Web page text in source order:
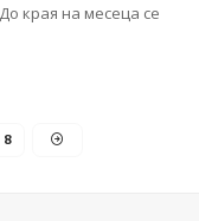
края на месеца се
8